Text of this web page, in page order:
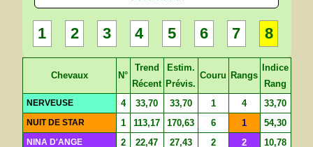
1 2 3 4 5 6 7 8
Chevaux N°
Trend
Récent
Estim.
Prévis.
Couru Rangs
Indice
Rang
NERVEUSE 4 33,70 33,70 1 4 33,70
NUIT DE STAR 1 113,17 170,63 6 1 54,30
NINA D'ANGE 2 22,47 27,43 2 2 10,78